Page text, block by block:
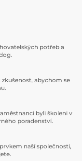
potřeb a
abychom se
byli školeni v
poradenství.
naší společnosti,